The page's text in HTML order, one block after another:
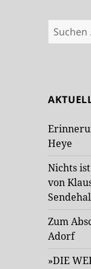
Suchen
nach:
Heye
Nichts
von
Zum
Adorf
»DIE